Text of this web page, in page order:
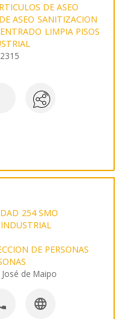
DE ASEO
ASEO SANITIZACION
LIMPIA PISOS
254 SMO
DE PERSONAS
José de Maipo
